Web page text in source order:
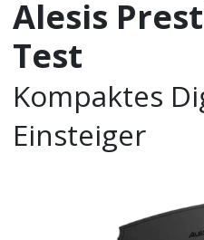
Alesis
Test
Kompaktes
Einsteiger